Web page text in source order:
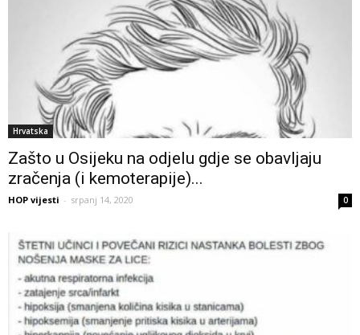
Hrvatska
Zašto u Osijeku na odjelu gdje se obavljaju
zračenja (i kemoterapije)...
HOP vijesti - srpanj 14, 2020 0